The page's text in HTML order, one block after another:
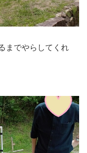
までやらしてくれ